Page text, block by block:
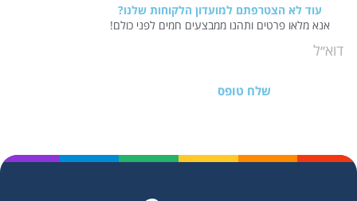
עוד לא הצטרפתם למועדון הלקוחות שלנו?
אנא מלאו פרטים ותהנו ממבצעים חמים לפני כולם!
שלח טופס